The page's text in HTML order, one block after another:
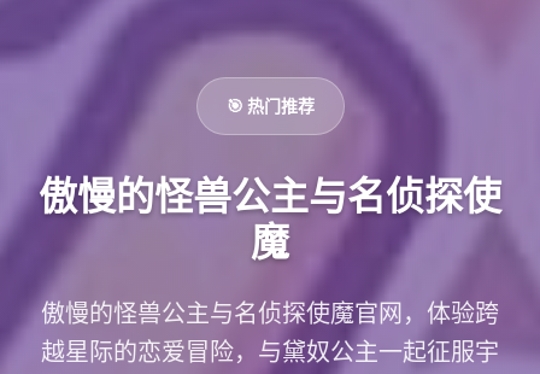
🎯 热门推荐
傲慢的怪兽公主与名侦探使
魔
傲慢的怪兽公主与名侦探使魔官网，体验跨
越星际的恋爱冒险，与黛奴公主一起征服宇